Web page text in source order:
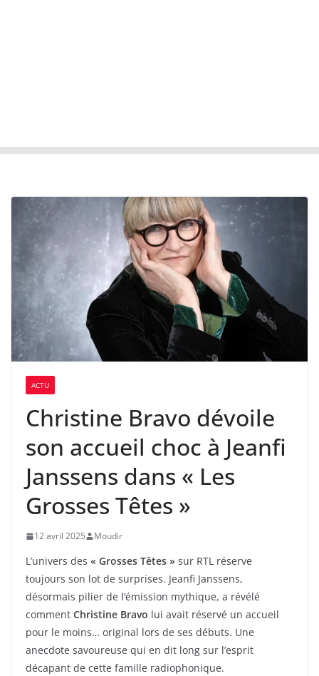
ACTU
Christine Bravo dévoile
son accueil choc à Jeanfi
Janssens dans « Les
Grosses Têtes »
12 avril 2025 Moudir
L’univers des « Grosses Têtes » sur RTL réserve
toujours son lot de surprises. Jeanfi Janssens,
désormais pilier de l’émission mythique, a révélé
comment Christine Bravo lui avait réservé un accueil
pour le moins… original lors de ses débuts. Une
anecdote savoureuse qui en dit long sur l’esprit
décapant de cette famille radiophonique.